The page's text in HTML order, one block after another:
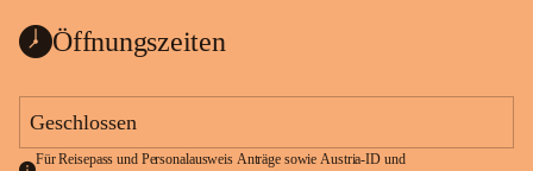
Öffnungszeiten
Geschlossen
Für Reisepass und Personalausweis Anträge sowie Austria-ID und